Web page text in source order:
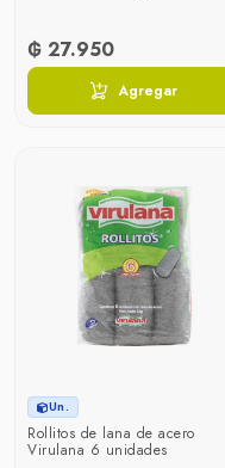
₲ 27.950
Agregar
Un.
Rollitos de lana de acero
Virulana 6 unidades